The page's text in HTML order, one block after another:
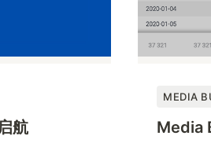
航
MEDIA
Media